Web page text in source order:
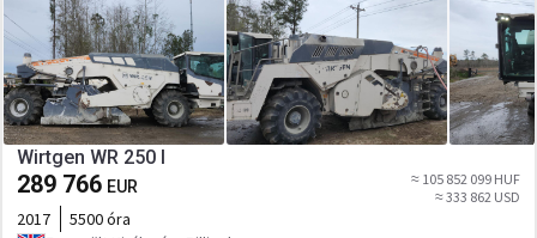
Wirtgen WR 250 I
289 766 EUR
≈ 105 852 099 HUF
≈ 333 862 USD
2017
5500 óra